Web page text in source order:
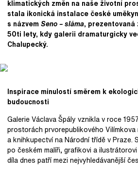
klimatických změn na naše životní
stala ikonická instalace české
s názvemSeno – sláma, prezentovaná
50ti lety, kdy galerii dramaturgicky
Chalupecký.
Inspirace minulostí směrem k
budoucnosti
Galerie Václava Špály vznikla v roce
prostorách prvorepublikového
a knihkupectví na Národní třídě v Praze.
po českém malíři, grafikovi a
díla dnes patří mezi nejvyhledávanější